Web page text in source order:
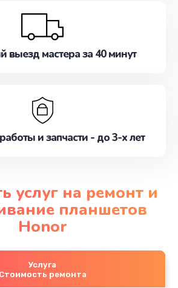
выезд мастера за 40 минут
и запчасти - до 3-х лет
услуг на ремонт и
планшетов
Honor
Услуга
Стоимость ремонта